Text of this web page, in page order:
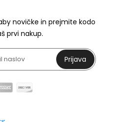
novičke in prejmite kodo
prvi nakup.
Prijava